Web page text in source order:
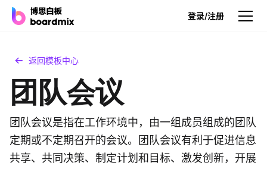
登录/注册
产品
博思白板
无限画布，AI加持，实时协作
博思白板SDK
在您的网站或应用集成白板
返回模板中心
团队会议
团队会议是指在工作环境中，由一组成员组成的团队
定期或不定期召开的会议。团队会议有利于促进信息
共享、共同决策、制定计划和目标、激发创新，开展